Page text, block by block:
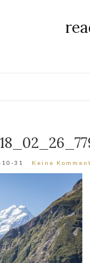
31 Keine